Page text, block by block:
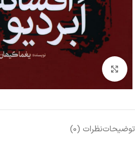
توضیحاتنظرات (0)